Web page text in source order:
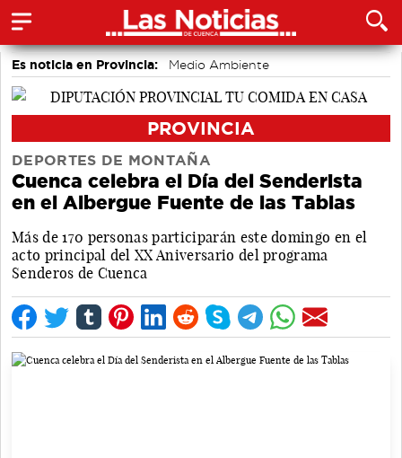
Es noticia en Provincia:
Medio Ambiente
accidentes laborales
PROVINCIA
DEPORTES DE MONTAÑA
Cuenca celebra el Día del Senderista
en el Albergue Fuente de las Tablas
Más de 170 personas participarán este domingo en el
acto principal del XX Aniversario del programa
Senderos de Cuenca